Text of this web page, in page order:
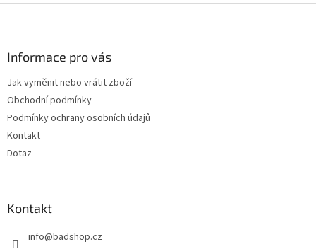
Informace pro vás
Jak vyměnit nebo vrátit zboží
Obchodní podmínky
Podmínky ochrany osobních údajů
Kontakt
Dotaz
Kontakt
info@badshop.cz